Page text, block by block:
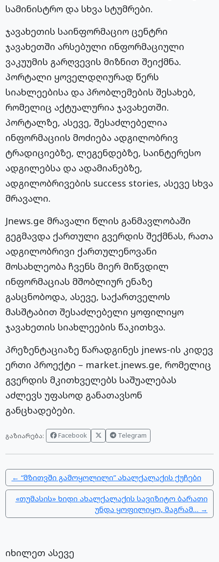
სამინისტრო და სხვა სტუმრები.
ჯავახეთის საინფორმაციო ცენტრი
ჯავახეთში არსებული ინფორმაციული
ვაკუუმის გარღვევის მიზნით შეიქმნა.
პორტალი ყოველდღიურად წერს
სიახლეებისა და პრობლემების შესახებ,
რომელიც აქტუალურია ჯავახეთში.
პორტალზე, ასევე, შესაძლებელია
ინფორმაციის მოძიება ადგილობრივ
ტრადიციებზე, ლეგენდებზე, საინტერესო
ადგილებსა და ადამიანებზე,
ადგილობრივების success stories, ასევე სხვა
მრავალი.
Jnews.ge მრავალი წლის განმავლობაში
გეგმავდა ქართული გვერდის შექმნას, რათა
ადგილობრივი ქართულენოვანი
მოსახლეობა ჩვენს მიერ მიწვდილ
ინფორმაციას მშობლიურ ენაზე
გასცნობოდა, ასევე, საქართველოს
მასშტაბით შესაძლებელი ყოფილიყო
ჯავახეთის სიახლეების წაკითხვა.
პრეზენტაციაზე წარადგინეს jnews-ის კიდევ
ერთი პროექტი – market.jnews.ge, რომელიც
გვერდის მკითხველებს საშუალებას
აძლევს უფასოდ განათავსონ
განცხადებები.
გაზიარება: Facebook Telegram
← “მზითვში გამოყოლილი” ახალქალაქის ქუჩები
«თუმასის» ხიდი ახალქალაქის სავიზიტო ბარათი
უნდა ყოფილიყო, მაგრამ… →
იხილეთ ასევე